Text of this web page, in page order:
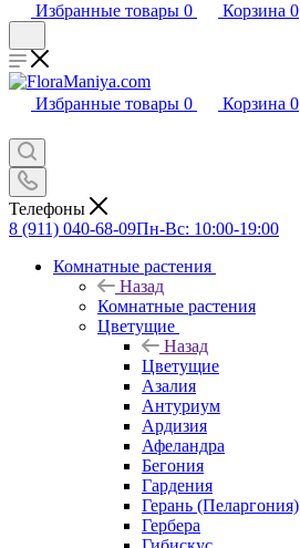
Избранные товары 0 Корзина 0
Избранные товары 0 Корзина 0
Телефоны
8 (911) 040-68-09Пн-Вс: 10:00-19:00
Комнатные растения
Назад
Комнатные растения
Цветущие
Назад
Цветущие
Азалия
Антуриум
Ардизия
Афеландра
Бегония
Гардения
Герань (Пеларгония)
Гербера